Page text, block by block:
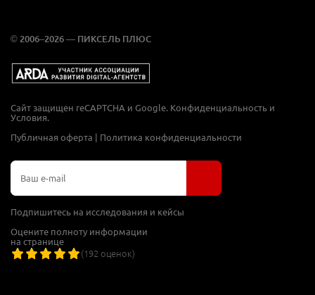
© 2006–2026 — ПИКСЕЛЬ ПЛЮС
Сайт защищен reCAPTCHA и Google. Конфиденциальность и
Условия
Публичная оферта | Политика конфиденциальности
Подпишитесь на исследования и кейсы
Оцените полноту информации
на странице
(192 оценок)